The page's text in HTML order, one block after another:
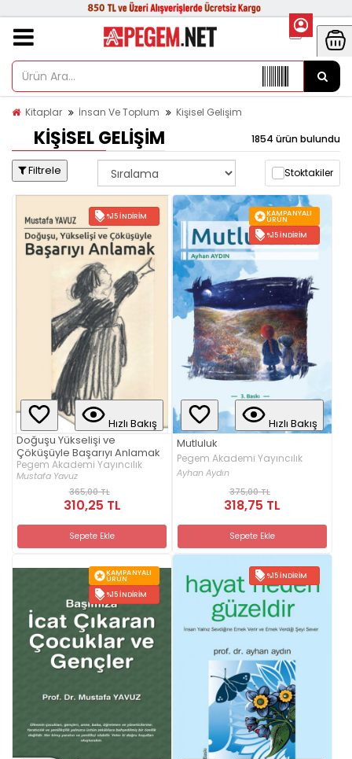
Kitaplar İnsan Ve Toplum Kişisel Gelişim
KIŞISEL GELIŞIM 1854 ürün bulundu
Filtrele Stoktakiler
%15 İNDIRIM
Hızlı Bakış
Doğuşu Yükselişi ve
Çöküşüyle Başarıyı Anlamak
Pegem Akademi Yayıncılık
Mustafa Yavuz
365,00 TL
310,25 TL
Sepete Ekle
KAMPANYALI
ÜRÜN
%15 İNDIRIM
Hızlı Bakış
Mutluluk
Pegem Akademi Yayıncılık
Ayhan Aydın
375,00 TL
318,75 TL
Sepete Ekle
KAMPANYALI
ÜRÜN
%15 İNDIRIM
%15 İNDIRIM